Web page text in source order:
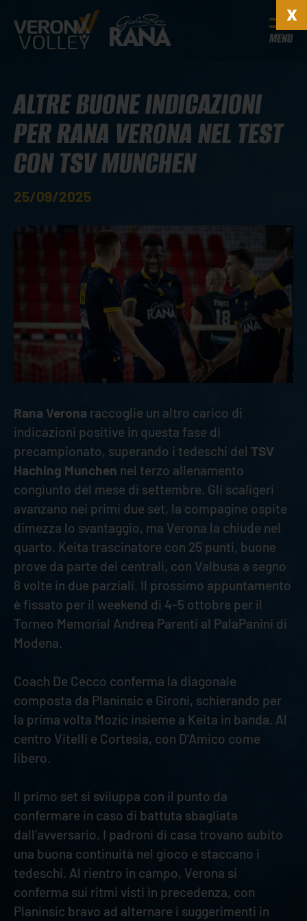
MENU
ALTRE BUONE INDICAZIONI
PER RANA VERONA NEL TEST
CON TSV MUNCHEN
25/09/2025
Rana Verona raccoglie un altro carico di
indicazioni positive in questa fase di
precampionato, superando i tedeschi del TSV
Haching Munchen nel terzo allenamento
congiunto del mese di settembre. Gli scaligeri
avanzano nei primi due set, la compagine ospite
dimezza lo svantaggio, ma Verona la chiude nel
quarto. Keita trascinatore con 25 punti, buone
prove da parte dei centrali, con Valbusa a segno
8 volte in due parziali. Il prossimo appuntamento
è fissato per il weekend di 4-5 ottobre per il
Torneo Memorial Andrea Parenti al PalaPanini di
Modena.
Coach De Cecco conferma la diagonale
composta da Planinsic e Gironi, schierando per
la prima volta Mozic insieme a Keita in banda. Al
centro Vitelli e Cortesia, con D’Amico come
libero.
Il primo set si sviluppa con il punto da
confermare in caso di battuta sbagliata
dall’avversario. I padroni di casa trovano subito
una buona continuità nel gioco e staccano i
tedeschi. Al rientro in campo, Verona si
conferma sui ritmi visti in precedenza, con
Planinsic bravo ad alternare i suggerimenti in